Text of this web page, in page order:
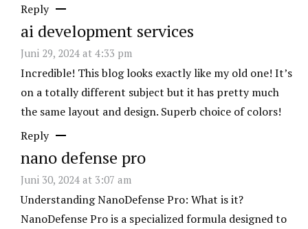
Reply
ai development services
Juni 29, 2024 at 4:33 pm
Incredible! This blog looks exactly like my old one! It’s
on a totally different subject but it has pretty much
the same layout and design. Superb choice of colors!
Reply
nano defense pro
Juni 30, 2024 at 3:07 am
Understanding NanoDefense Pro: What is it?
NanoDefense Pro is a specialized formula designed to